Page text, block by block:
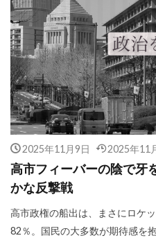
2025年11月9日 2025年11
高市フィーバーの陰で
かな反撃戦
高市政権の船出は、まさにロケ
82％。国民の大多数が期待感を